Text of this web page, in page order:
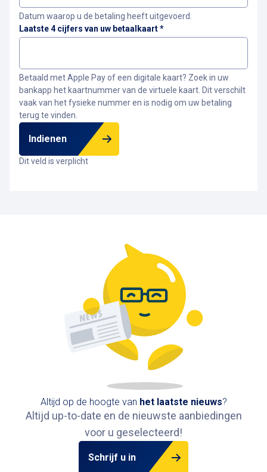
Datum waarop u de betaling heeft uitgevoerd.
Laatste 4 cijfers van uw betaalkaart*
Betaald met Apple Pay of een digitale kaart? Zoek in uw
bankapp het kaartnummer van de virtuele kaart. Dit verschilt
vaak van het fysieke nummer en is nodig om uw betaling
terug te vinden.
Indienen
Dit veld is verplicht
Altijd op de hoogte van het laatste nieuws?
Altijd up-to-date en de nieuwste aanbiedingen
voor u geselecteerd!
Schrijf u in